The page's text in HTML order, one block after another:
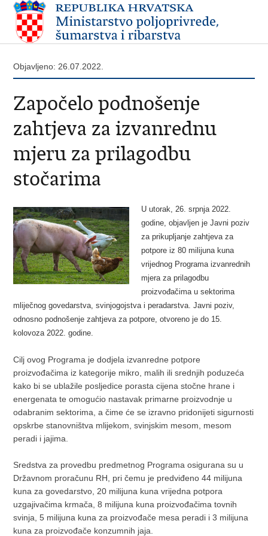
Objavljeno: 26.07.2022.
Započelo podnošenje
zahtjeva za izvanrednu
mjeru za prilagodbu
stočarima
U utorak, 26. srpnja 2022.
godine, objavljen je Javni poziv
za prikupljanje zahtjeva za
potpore iz 80 milijuna kuna
vrijednog Programa izvanrednih
mjera za prilagodbu
proizvođačima u sektorima
mliječnog govedarstva, svinjogojstva i peradarstva. Javni poziv,
odnosno podnošenje zahtjeva za potpore, otvoreno je do 15.
kolovoza 2022. godine.
Cilj ovog Programa je dodjela izvanredne potpore
proizvođačima iz kategorije mikro, malih ili srednjih poduzeća
kako bi se ublažile posljedice porasta cijena stočne hrane i
energenata te omogućio nastavak primarne proizvodnje u
odabranim sektorima, a čime će se izravno pridonijeti sigurnosti
opskrbe stanovništva mlijekom, svinjskim mesom, mesom
peradi i jajima.
Sredstva za provedbu predmetnog Programa osigurana su u
Državnom proračunu RH, pri čemu je predviđeno 44 milijuna
kuna za govedarstvo, 20 milijuna kuna vrijedna potpora
uzgajivačima krmača, 8 milijuna kuna proizvođačima tovnih
svinja, 5 milijuna kuna za proizvođače mesa peradi i 3 milijuna
kuna za proizvođače konzumnih jaja.